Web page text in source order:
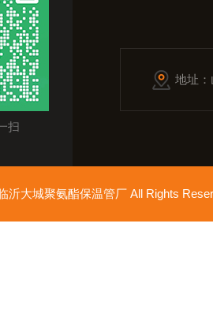
扫
地址
沂大城聚氨酯保温管厂 All Rights